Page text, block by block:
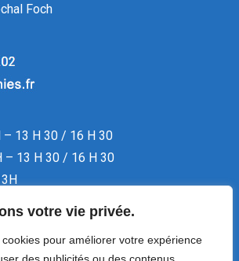
votre vie privée.
pour améliorer votre expérience
Foch
– 13 H 30 / 16 H 30
– 13 H 30 / 16 H 30
/ 16 H 30